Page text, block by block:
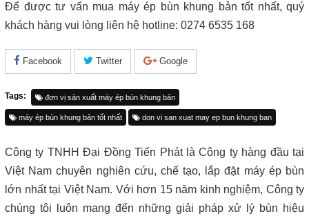
Để được tư vấn mua máy ép bùn khung bản tốt nhất, quý
khách hàng vui lòng liên hệ hotline: 0274 6535 168
Facebook Twitter Google
Tags: đơn vị sản xuất máy ép bùn khung bản
máy ép bùn khung bản tốt nhất don vi san xuat may ep bun khung ban
Công ty TNHH Đại Đồng Tiến Phát là Công ty hàng đầu tại
Việt Nam chuyên nghiên cứu, chế tạo, lắp đặt máy ép bùn
lớn nhất tại Việt Nam. Với hơn 15 năm kinh nghiệm, Công ty
chúng tôi luôn mang đến những giải pháp xử lý bùn hiệu